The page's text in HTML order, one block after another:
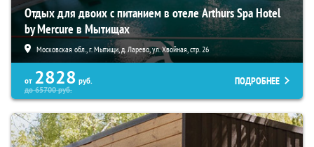
Отдых для двоих с питанием в отеле Arthurs Spa Hotel
by Mercure в Мытищах
Московская обл., г. Мытищи, д. Ларево, ул. Хвойная, стр. 26
от 2828 руб.
до65700руб.
ПОДРОБНЕЕ